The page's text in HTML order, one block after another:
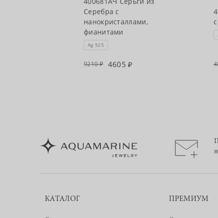
Серебра с
нанокристаллами,
фианитами
Ag 925
9210 4605
КАТАЛОГ ПРЕМИУМ